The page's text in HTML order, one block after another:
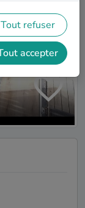
Tout refuser
accepter